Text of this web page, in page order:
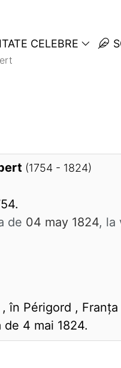
CELEBRE
(1754 - 1824)
de 04 may 1824, la
în Périgord ,
4 mai 1824.